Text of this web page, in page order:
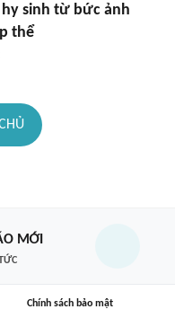
hy sinh từ bức ảnh
thể
MỚI
Chính sách bảo mật